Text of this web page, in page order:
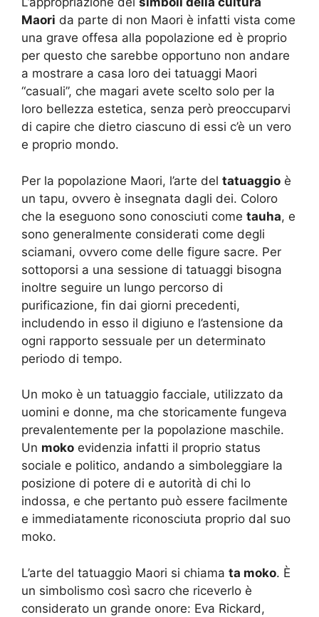
Maori da parte di non Maori è infatti vista come
una grave offesa alla popolazione ed è proprio
per questo che sarebbe opportuno non andare
a mostrare a casa loro dei tatuaggi Maori
“casuali”, che magari avete scelto solo per la
loro bellezza estetica, senza però preoccuparvi
di capire che dietro ciascuno di essi c’è un vero
e proprio mondo.
Per la popolazione Maori, l’arte del tatuaggio è
un tapu, ovvero è insegnata dagli dei. Coloro
che la eseguono sono conosciuti come tauha, e
sono generalmente considerati come degli
sciamani, ovvero come delle figure sacre. Per
sottoporsi a una sessione di tatuaggi bisogna
inoltre seguire un lungo percorso di
purificazione, fin dai giorni precedenti,
includendo in esso il digiuno e l’astensione da
ogni rapporto sessuale per un determinato
periodo di tempo.
Un moko è un tatuaggio facciale, utilizzato da
uomini e donne, ma che storicamente fungeva
prevalentemente per la popolazione maschile.
Un moko evidenzia infatti il proprio status
sociale e politico, andando a simboleggiare la
posizione di potere di e autorità di chi lo
indossa, e che pertanto può essere facilmente
e immediatamente riconosciuta proprio dal suo
moko.
L’arte del tatuaggio Maori si chiama ta moko. È
un simbolismo così sacro che riceverlo è
considerato un grande onore: Eva Rickard,